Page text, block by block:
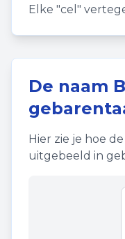
Elke "cel"
De naam
Hier zie je hoe
uitgebeeld in